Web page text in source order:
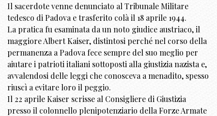
Il sacerdote venne denunciato al Tribunale Militare
tedesco di Padova e trasferito colà il 18 aprile 1944.
La pratica fu esaminata da un noto giudice austriaco, il
maggiore Albert Kaiser, distintosi perché nel corso della
permanenza a Padova fece sempre del suo meglio per
aiutare i patrioti italiani sottoposti alla giustizia nazista e,
avvalendosi delle leggi che conosceva a menadito, spesso
riuscì a evitare loro il peggio.
Il 22 aprile Kaiser scrisse al Consigliere di Giustizia
presso il colonnello plenipotenziario della Forze Armate